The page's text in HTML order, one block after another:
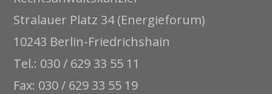
Stralauer Platz 34 (Energieforum)
10243 Berlin-Friedrichshain
Tel.: 030 / 629 33 55 11
Fax: 030 / 629 33 55 19